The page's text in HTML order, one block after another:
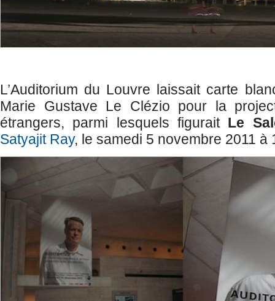
L’Auditorium du Louvre laissait carte
Marie Gustave Le Clézio pour la
étrangers, parmi lesquels figurait Le
Satyajit Ray, le samedi 5 novembre 2011 à